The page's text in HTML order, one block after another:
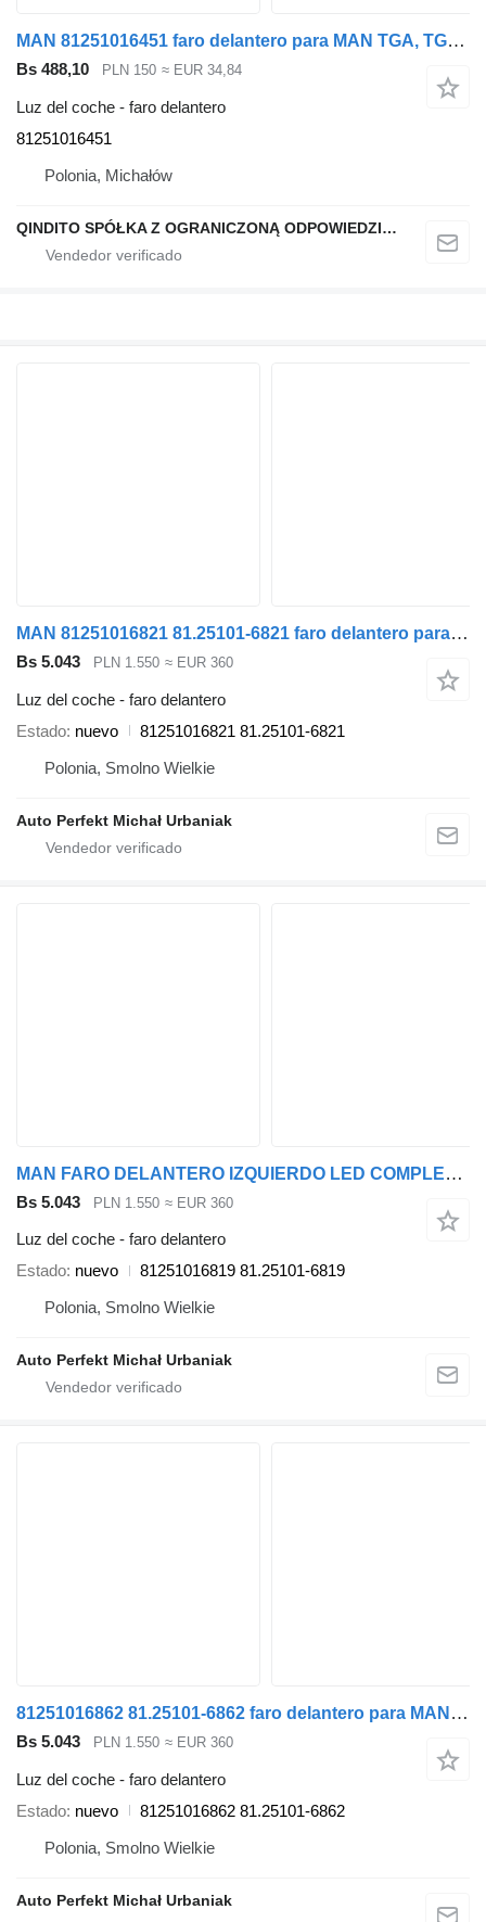
MAN 81251016451 faro delantero para MAN TGA, TGL, TGM cabeza tractora
Bs 488,10 PLN 150 ≈ EUR 34,84
Luz del coche - faro delantero
81251016451
Polonia, Michałów
QINDITO SPÓŁKA Z OGRANICZONĄ ODPOWIEDZIALNOŚCIĄ
MAN 81251016821 81.25101-6821 faro delantero para MAN TGX TGS TGL TGM cabeza tractora
Bs 5.043 PLN 1.550 ≈ EUR 360
Luz del coche - faro delantero
Estado nuevo
81251016821 81.25101-6821
Polonia, Smolno Wielkie
Auto Perfekt Michał Urbaniak
MAN FARO DELANTERO IZQUIERDO LED COMPLETO 81251016819 81.25101-6819 para MAN TGX TGS TGL TGM cabeza tractora
Bs 5.043 PLN 1.550 ≈ EUR 360
Luz del coche - faro delantero
Estado nuevo
81251016819 81.25101-6819
Polonia, Smolno Wielkie
Auto Perfekt Michał Urbaniak
81251016862 81.25101-6862 faro delantero para MAN TGL TGM TGS TGX cabeza tractora
Bs 5.043 PLN 1.550 ≈ EUR 360
Luz del coche - faro delantero
Estado nuevo
81251016862 81.25101-6862
Polonia, Smolno Wielkie
Auto Perfekt Michał Urbaniak